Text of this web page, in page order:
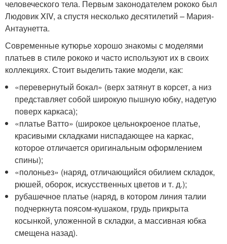
человеческого тела. Первым законодателем рококо был
Людовик XIV, а спустя несколько десятилетий – Мария-
Антаунетта.
Современные кутюрье хорошо знакомы с моделями
платьев в стиле рококо и часто используют их в своих
коллекциях. Стоит выделить такие модели, как:
«перевернутый бокал» (верх затянут в корсет, а низ
представляет собой широкую пышную юбку, надетую
поверх каркаса);
«платье Ватто» (широкое цельнокроеное платье,
красивыми складками ниспадающее на каркас,
которое отличается оригинальным оформлением
спины);
«полоньез» (наряд, отличающийся обилием складок,
рюшей, оборок, искусственных цветов и т. д.);
рубашечное платье (наряд, в котором линия талии
подчеркнута поясом-кушаком, грудь прикрыта
косынкой, уложенной в складки, а массивная юбка
смещена назад).